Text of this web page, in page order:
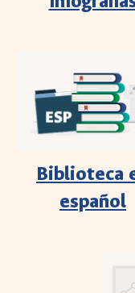
Biblioteca
español